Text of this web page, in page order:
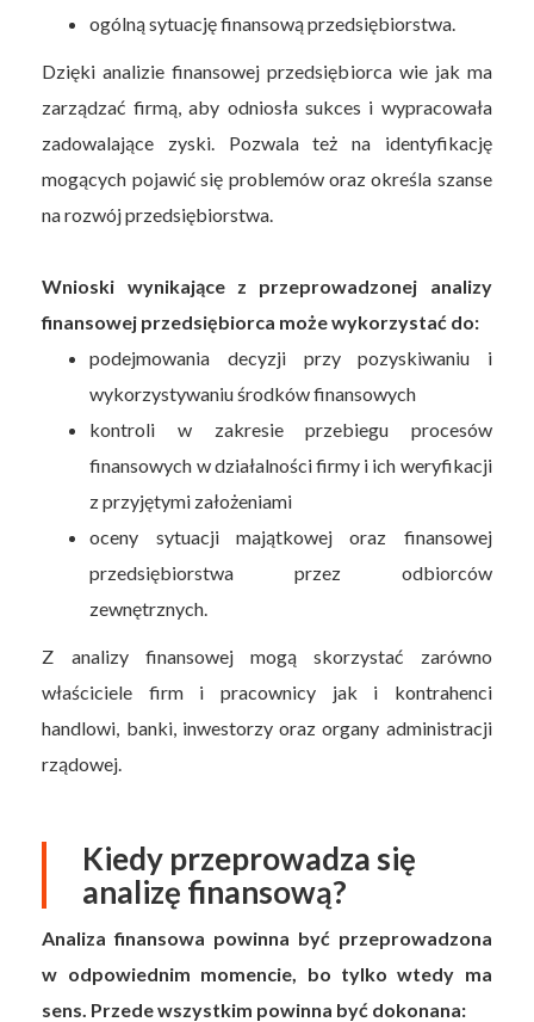
ogólną sytuację finansową przedsiębiorstwa.
Dzięki analizie finansowej przedsiębiorca wie jak ma
zarządzać firmą, aby odniosła sukces i wypracowała
zadowalające zyski. Pozwala też na identyfikację
mogących pojawić się problemów oraz określa szanse
na rozwój przedsiębiorstwa.
Wnioski wynikające z przeprowadzonej analizy
finansowej przedsiębiorca może wykorzystać do:
podejmowania decyzji przy pozyskiwaniu i
wykorzystywaniu środków finansowych
kontroli w zakresie przebiegu procesów
finansowych w działalności firmy i ich weryfikacji
z przyjętymi założeniami
oceny sytuacji majątkowej oraz finansowej
przedsiębiorstwa przez odbiorców
zewnętrznych.
Z analizy finansowej mogą skorzystać zarówno
właściciele firm i pracownicy jak i kontrahenci
handlowi, banki, inwestorzy oraz organy administracji
rządowej.
Kiedy przeprowadza się
analizę finansową?
Analiza finansowa powinna być przeprowadzona
w odpowiednim momencie, bo tylko wtedy ma
sens. Przede wszystkim powinna być dokonana: